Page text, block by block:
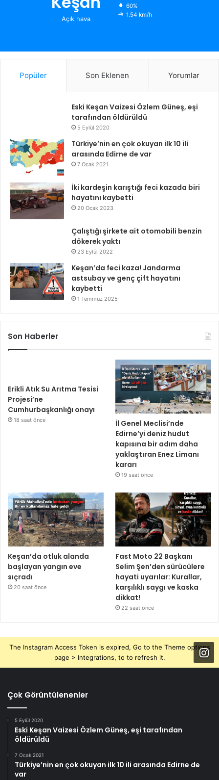
Açık hava
60%
1.54 km/h
Popüler Son Eklenen Yorumlar
Eski Keşan Vaizesi Özlem Güneş, eşi
tarafından öldürüldü
5 Eylül 2020
Türkiye’nin en çok okuyan ilk 10 ili
arasında Edirne de var
7 Ocak 2021
İki kardeşin karıştığı feci kazada biri
hayatını kaybetti
20 Ocak 2023
Çalıştığı şirkete ait otomobili benzin
dökerek yaktı
23 Eylül 2022
Keşan’da feci kaza! Jandarma
astsubay ve genç çift hayatını
kaybetti
1 Temmuz 2025
Son Haberler
Erikli Atık Su Arıtma Tesisi
Projesi’ne
Cumhurbaşkanlığı onayı
18 saat önce
İl Genel Meclisi’nde
Edirne’yi deniz hudut
kapısına bir adım daha
yaklaştıran Enez Limanı
kararı
19 saat önce
Keşan’da otluk alanda
başlayan yangın eve
sıçradı
20 saat önce
Fast Moto 22 Başkanı
Selim Şen’den sürücülere
hayati uyarılar: Kurallar,
karşılıklı saygı ve kaska
dikkat!
22 saat önce
The Instagram Access Token is expired, Go to the Theme options
page > Integrations, to to refresh it.
Çok Görüntülenenler
5 Eylül 2020
Eski Keşan Vaizesi Özlem Güneş, eşi tarafından
öldürüldü
7 Ocak 2021
Türkiye’nin en çok okuyan ilk 10 ili arasında Edirne de
var